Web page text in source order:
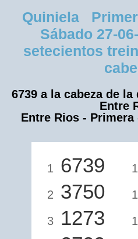
Quiniela
Sábado 27-
setecientos
6739 a la cabeza de
Entre
Entre Rios - Primera
1 6739
2 3750
3 1273